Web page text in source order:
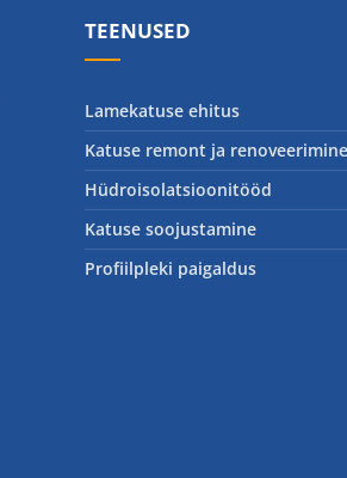
TEENUSED
Lamekatuse ehitus
Katuse remont ja renoveerimine
Hüdroisolatsioonitööd
Katuse soojustamine
Profiilpleki paigaldus